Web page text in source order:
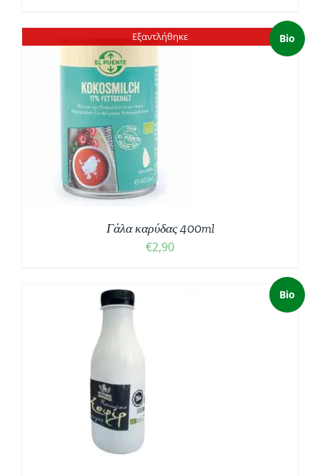
Εξαντλήθηκε Bio
Γάλα καρύδας 400ml
€2,90
Bio